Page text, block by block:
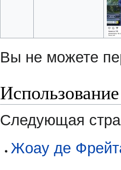
Вы не можете
Следующая
Жоау де